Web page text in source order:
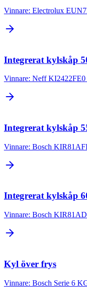
Vinnare: Electrolux
Integrerat kylskåp
Vinnare: Neff KI2422FE0
Integrerat kylskåp
Vinnare: Bosch
Integrerat kylskåp
Vinnare: Bosch
Kyl över frys
Vinnare: Bosch Serie 6